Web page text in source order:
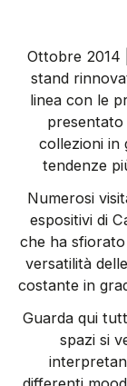
Ottobre 2014
stand
linea con le
presentato
collezioni in
tendenze
Numerosi
espositivi di
che ha
versatilità
costante in
Guarda qui
spazi si